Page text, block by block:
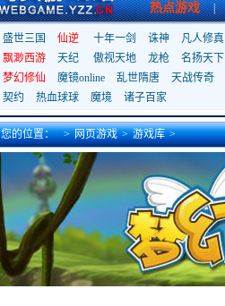
热点游戏
|
盛世三国 仙逆 十年一剑 诛神 凡人修真
飘渺西游
天纪 傲视天地 龙枪 名扬天下
梦幻修仙
魔镜online 乱世隋唐 天战传奇
契约
热血球球 魔境 诸子百家
您的位置： > 网页游戏 > 游戏库 >